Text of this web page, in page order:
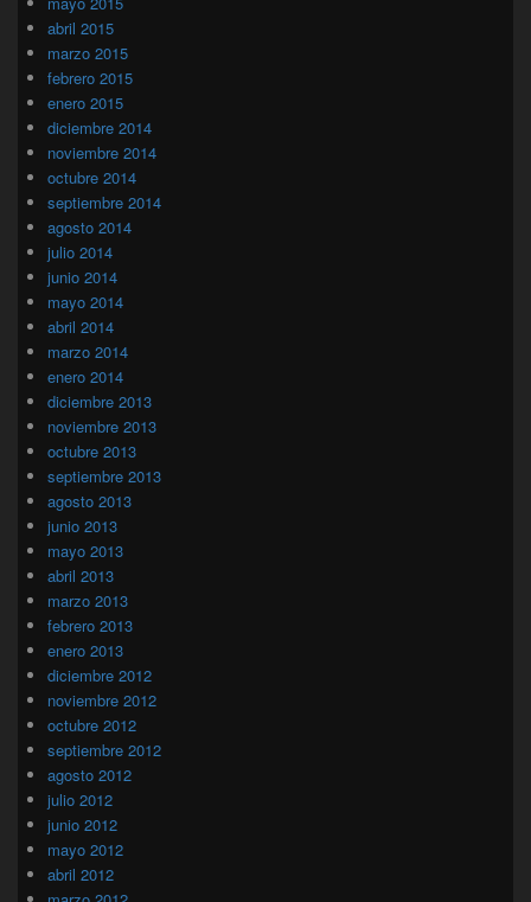
abril 2015
marzo 2015
febrero 2015
enero 2015
diciembre 2014
noviembre 2014
octubre 2014
septiembre 2014
agosto 2014
julio 2014
junio 2014
mayo 2014
abril 2014
marzo 2014
enero 2014
diciembre 2013
noviembre 2013
octubre 2013
septiembre 2013
agosto 2013
junio 2013
mayo 2013
abril 2013
marzo 2013
febrero 2013
enero 2013
diciembre 2012
noviembre 2012
octubre 2012
septiembre 2012
agosto 2012
julio 2012
junio 2012
mayo 2012
abril 2012